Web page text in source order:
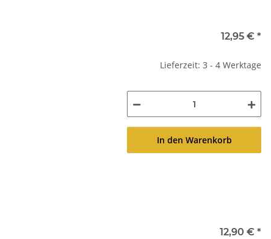
12,95 € *
Lieferzeit: 3 - 4 Werktage
In den Warenkorb
12,90 € *